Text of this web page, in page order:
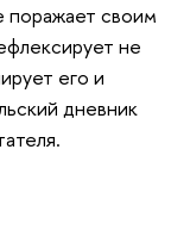
поражает своим
не
его и
дневник